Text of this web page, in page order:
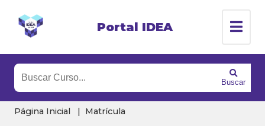
Portal IDEA
Buscar
Página Inicial Matrícula